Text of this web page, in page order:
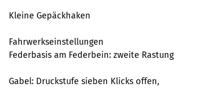
Kleine Gepäckhaken
Fahrwerkseinstellungen
Federbasis am Federbein: zweite Rastung
Gabel: Druckstufe sieben Klicks offen,